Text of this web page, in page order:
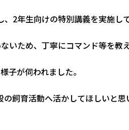
2年生向けの特別講義を実施し
ため、丁寧にコマンド等を教
子が伺われました。
飼育活動へ活かしてほしいと思